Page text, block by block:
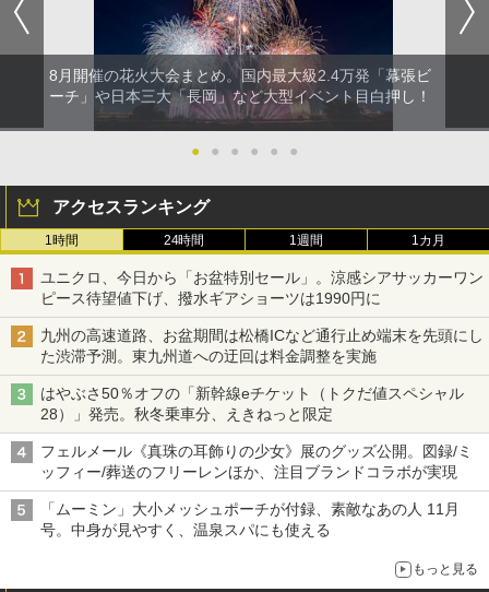
8月開催の花火大会まとめ。国内最大級2.4万発「幕張ビ
ーチ」や日本三大「長岡」など大型イベント目白押し！
● ● ● ● ● ●
アクセスランキング
1時間 24時間 1週間 1カ月
ユニクロ、今日から「お盆特別セール」。涼感シアサッカーワン
ピース待望値下げ、撥水ギアショーツは1990円に
九州の高速道路、お盆期間は松橋ICなど通行止め端末を先頭にし
た渋滞予測。東九州道への迂回は料金調整を実施
はやぶさ50％オフの「新幹線eチケット（トクだ値スペシャル
28）」発売。秋冬乗車分、えきねっと限定
フェルメール《真珠の耳飾りの少女》展のグッズ公開。図録/ミ
ッフィー/葬送のフリーレンほか、注目ブランドコラボが実現
「ムーミン」大小メッシュポーチが付録、素敵なあの人 11月
号。中身が見やすく、温泉スパにも使える
もっと見る